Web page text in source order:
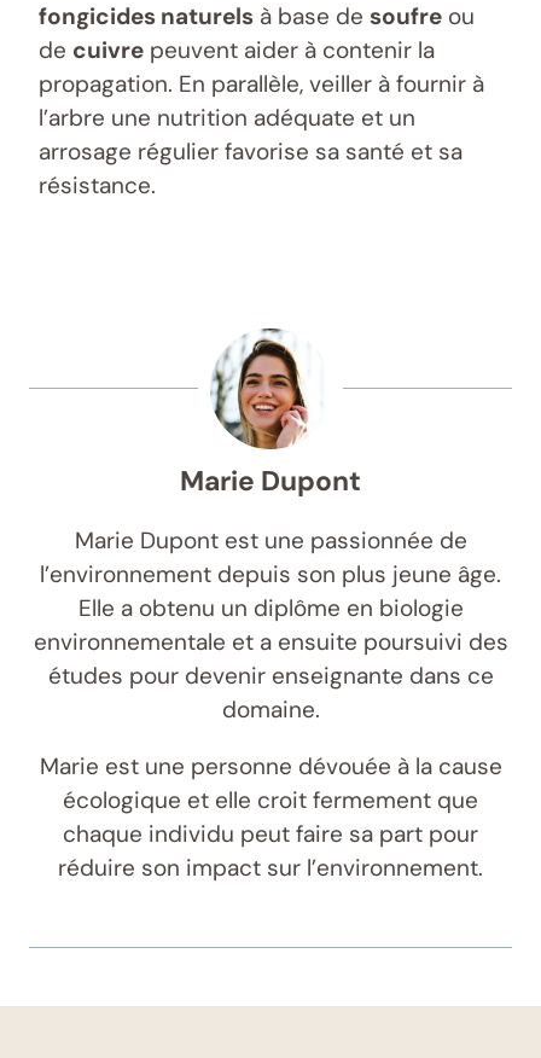
fongicides naturels à base de soufre ou
de cuivre peuvent aider à contenir la
propagation. En parallèle, veiller à fournir à
l’arbre une nutrition adéquate et un
arrosage régulier favorise sa santé et sa
résistance.
Marie Dupont
Marie Dupont est une passionnée de
l’environnement depuis son plus jeune âge.
Elle a obtenu un diplôme en biologie
environnementale et a ensuite poursuivi des
études pour devenir enseignante dans ce
domaine.
Marie est une personne dévouée à la cause
écologique et elle croit fermement que
chaque individu peut faire sa part pour
réduire son impact sur l’environnement.